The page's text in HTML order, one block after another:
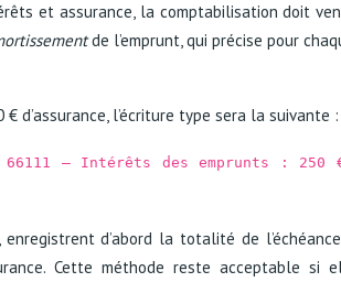
et assurance, la comptabilisation doit
de l’emprunt, qui précise pour
d’assurance, l’écriture type sera la suivante :
– Intérêts des emprunts : 250
d’abord la totalité de
Cette méthode reste acceptable